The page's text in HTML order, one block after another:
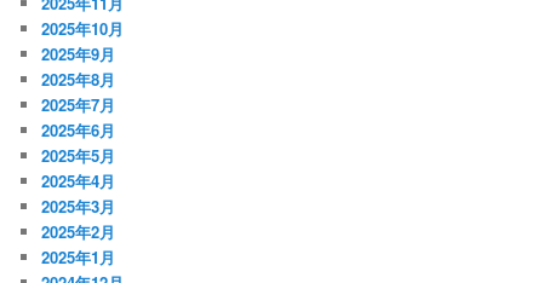
2025年10月
2025年9月
2025年8月
2025年7月
2025年6月
2025年5月
2025年4月
2025年3月
2025年2月
2025年1月